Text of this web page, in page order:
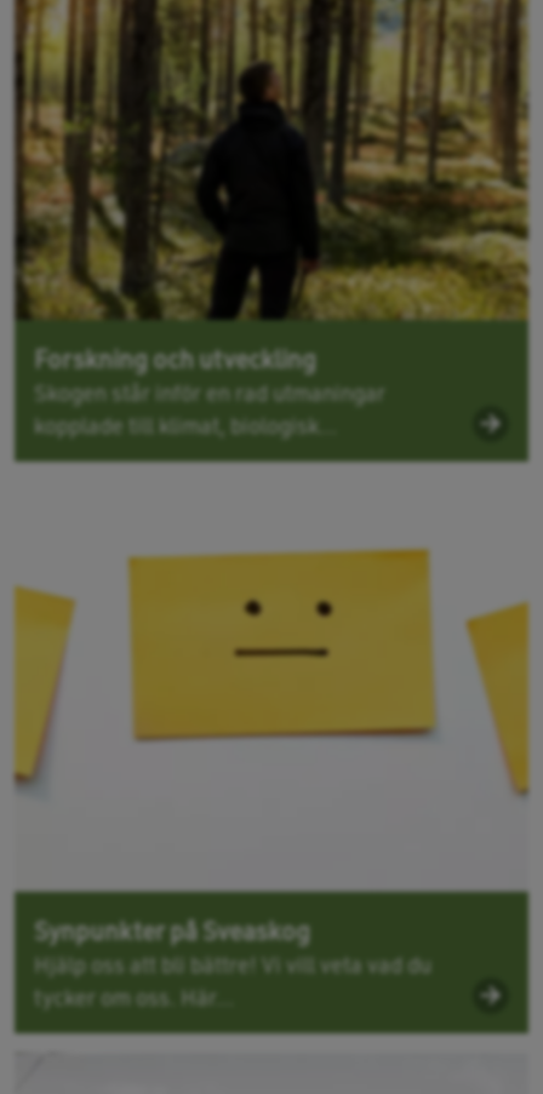
Forskning och utveckling
Skogen står inför en rad utmaningar
kopplade till klimat, biologisk...
Synpunkter på Sveaskog
Hjälp oss att bli bättre! Vi vill veta vad du
tycker om oss. Här...